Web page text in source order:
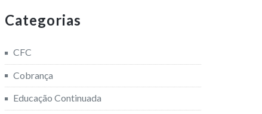
Categorias
CFC
Cobrança
Educação Continuada